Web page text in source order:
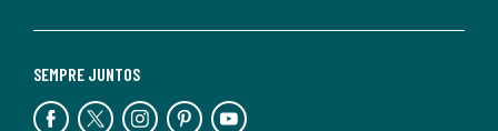
SEMPRE JUNTOS